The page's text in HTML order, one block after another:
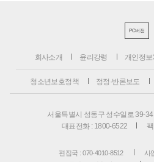
PC버전
회사소개 윤리강령 개인정
청소년보호정책 정정·반론보도
서울특별시 성동구 성수일로 39-
대표전화 : 1800-6522
편집국 : 070-4010-8512
사